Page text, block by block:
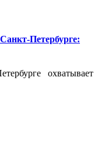
Петербурге:
охватывает